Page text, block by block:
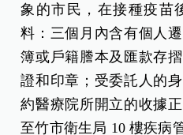
象的市民，在接種疫苗
料：三個月內含有個人
簿或戶籍謄本及匯款存
證和印章；受委託人的
約醫療院所開立的收據
至竹市衛生局 10 樓疾病